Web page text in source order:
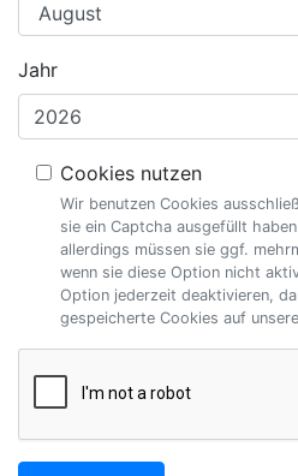
Jahr
Cookies nutzen
Wir benutzen Cookies
sie ein Captcha ausgefüllt
allerdings müssen sie ggf.
wenn sie diese Option nicht
Option jederzeit deaktivieren,
gespeicherte Cookies auf